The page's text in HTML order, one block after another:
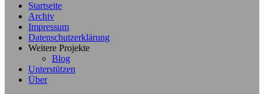
Startseite
Archiv
Impressum
Datenschutzerklärung
Weitere Projekte
Blog
Unterstützen
Über